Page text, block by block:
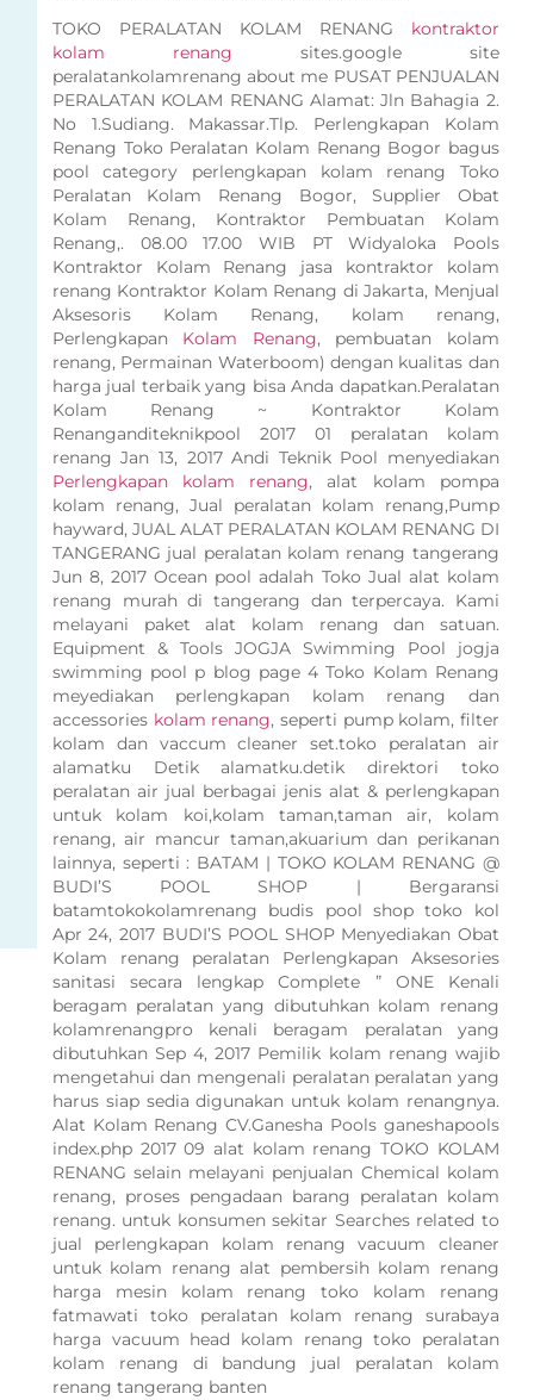
TOKO PERALATAN KOLAM RENANG kontraktor
kolam renang sites.google site
peralatankolamrenang about me PUSAT PENJUALAN
PERALATAN KOLAM RENANG Alamat: Jln Bahagia 2.
No 1.Sudiang. Makassar.Tlp. Perlengkapan Kolam
Renang Toko Peralatan Kolam Renang Bogor bagus
pool category perlengkapan kolam renang Toko
Peralatan Kolam Renang Bogor, Supplier Obat
Kolam Renang, Kontraktor Pembuatan Kolam
Renang,. 08.00 17.00 WIB PT Widyaloka Pools
Kontraktor Kolam Renang jasa kontraktor kolam
renang Kontraktor Kolam Renang di Jakarta, Menjual
Aksesoris Kolam Renang, kolam renang,
Perlengkapan Kolam Renang, pembuatan kolam
renang, Permainan Waterboom) dengan kualitas dan
harga jual terbaik yang bisa Anda dapatkan.Peralatan
Kolam Renang ~ Kontraktor Kolam
Renanganditeknikpool 2017 01 peralatan kolam
renang Jan 13, 2017 Andi Teknik Pool menyediakan
Perlengkapan kolam renang, alat kolam pompa
kolam renang, Jual peralatan kolam renang,Pump
hayward, JUAL ALAT PERALATAN KOLAM RENANG DI
TANGERANG jual peralatan kolam renang tangerang
Jun 8, 2017 Ocean pool adalah Toko Jual alat kolam
renang murah di tangerang dan terpercaya. Kami
melayani paket alat kolam renang dan satuan.
Equipment & Tools JOGJA Swimming Pool jogja
swimming pool p blog page 4 Toko Kolam Renang
meyediakan perlengkapan kolam renang dan
accessories kolam renang, seperti pump kolam, filter
kolam dan vaccum cleaner set.toko peralatan air
alamatku Detik alamatku.detik direktori toko
peralatan air jual berbagai jenis alat & perlengkapan
untuk kolam koi,kolam taman,taman air, kolam
renang, air mancur taman,akuarium dan perikanan
lainnya, seperti : BATAM | TOKO KOLAM RENANG @
BUDI’S POOL SHOP | Bergaransi
batamtokokolamrenang budis pool shop toko kol
Apr 24, 2017 BUDI’S POOL SHOP Menyediakan Obat
Kolam renang peralatan Perlengkapan Aksesories
sanitasi secara lengkap Complete ” ONE Kenali
beragam peralatan yang dibutuhkan kolam renang
kolamrenangpro kenali beragam peralatan yang
dibutuhkan Sep 4, 2017 Pemilik kolam renang wajib
mengetahui dan mengenali peralatan peralatan yang
harus siap sedia digunakan untuk kolam renangnya.
Alat Kolam Renang CV.Ganesha Pools ganeshapools
index.php 2017 09 alat kolam renang TOKO KOLAM
RENANG selain melayani penjualan Chemical kolam
renang, proses pengadaan barang peralatan kolam
renang. untuk konsumen sekitar Searches related to
jual perlengkapan kolam renang vacuum cleaner
untuk kolam renang alat pembersih kolam renang
harga mesin kolam renang toko kolam renang
fatmawati toko peralatan kolam renang surabaya
harga vacuum head kolam renang toko peralatan
kolam renang di bandung jual peralatan kolam
renang tangerang banten